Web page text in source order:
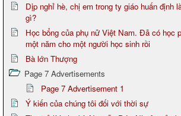
Dịp nghỉ hè, chị em trong ty giáo huấn định
gì?
Học bổng của phụ nữ Việt Nam. Đã có học
một năm cho một người học sinh rồi
Bà lớn Thượng
Page 7 Advertisements
Page 7 Advertisement 1
Ý kiến của chúng tôi đối với thời sự